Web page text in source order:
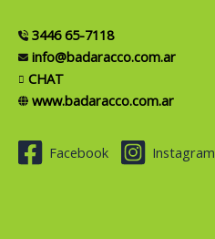
3446 65-7118
info@badaracco.com.ar
CHAT
www.badaracco.com.ar
Facebook Instagram